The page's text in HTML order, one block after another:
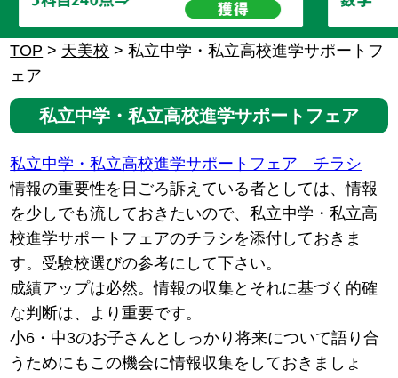
TOP > 天美校 >私立中学・私立高校進学サポートフ
ェア
私立中学・私立高校進学サポートフェア
私立中学・私立高校進学サポートフェア チラシ
情報の重要性を日ごろ訴えている者としては、情報
を少しでも流しておきたいので、私立中学・私立高
校進学サポートフェアのチラシを添付しておきま
す。受験校選びの参考にして下さい。
成績アップは必然。情報の収集とそれに基づく的確
な判断は、より重要です。
小6・中3のお子さんとしっかり将来について語り合
うためにもこの機会に情報収集をしておきましょ